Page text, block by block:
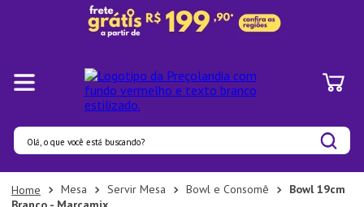
Olá, o que você está buscando?
Mesa Servir Mesa Bowl e Consomê
Bowl 19cm
Termos mais buscados